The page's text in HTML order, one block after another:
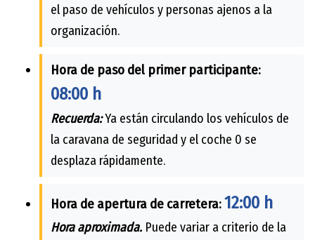
el paso de vehículos y personas ajenos a la
organización.
Hora de paso del primer participante:
08:00 h
Recuerda:Ya están circulando los vehículos de
la caravana de seguridad y el coche 0 se
desplaza rápidamente.
Hora de apertura de carretera:12:00 h
Hora aproximada. Puede variar a criterio de la